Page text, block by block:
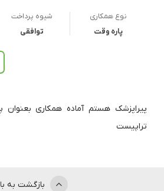
نوع همکاری
پاره وقت
شیوه پرداخت
توافقی
پیراپزشک هستم آماده همکاری بعنوان
تراپیست
بازگشت به